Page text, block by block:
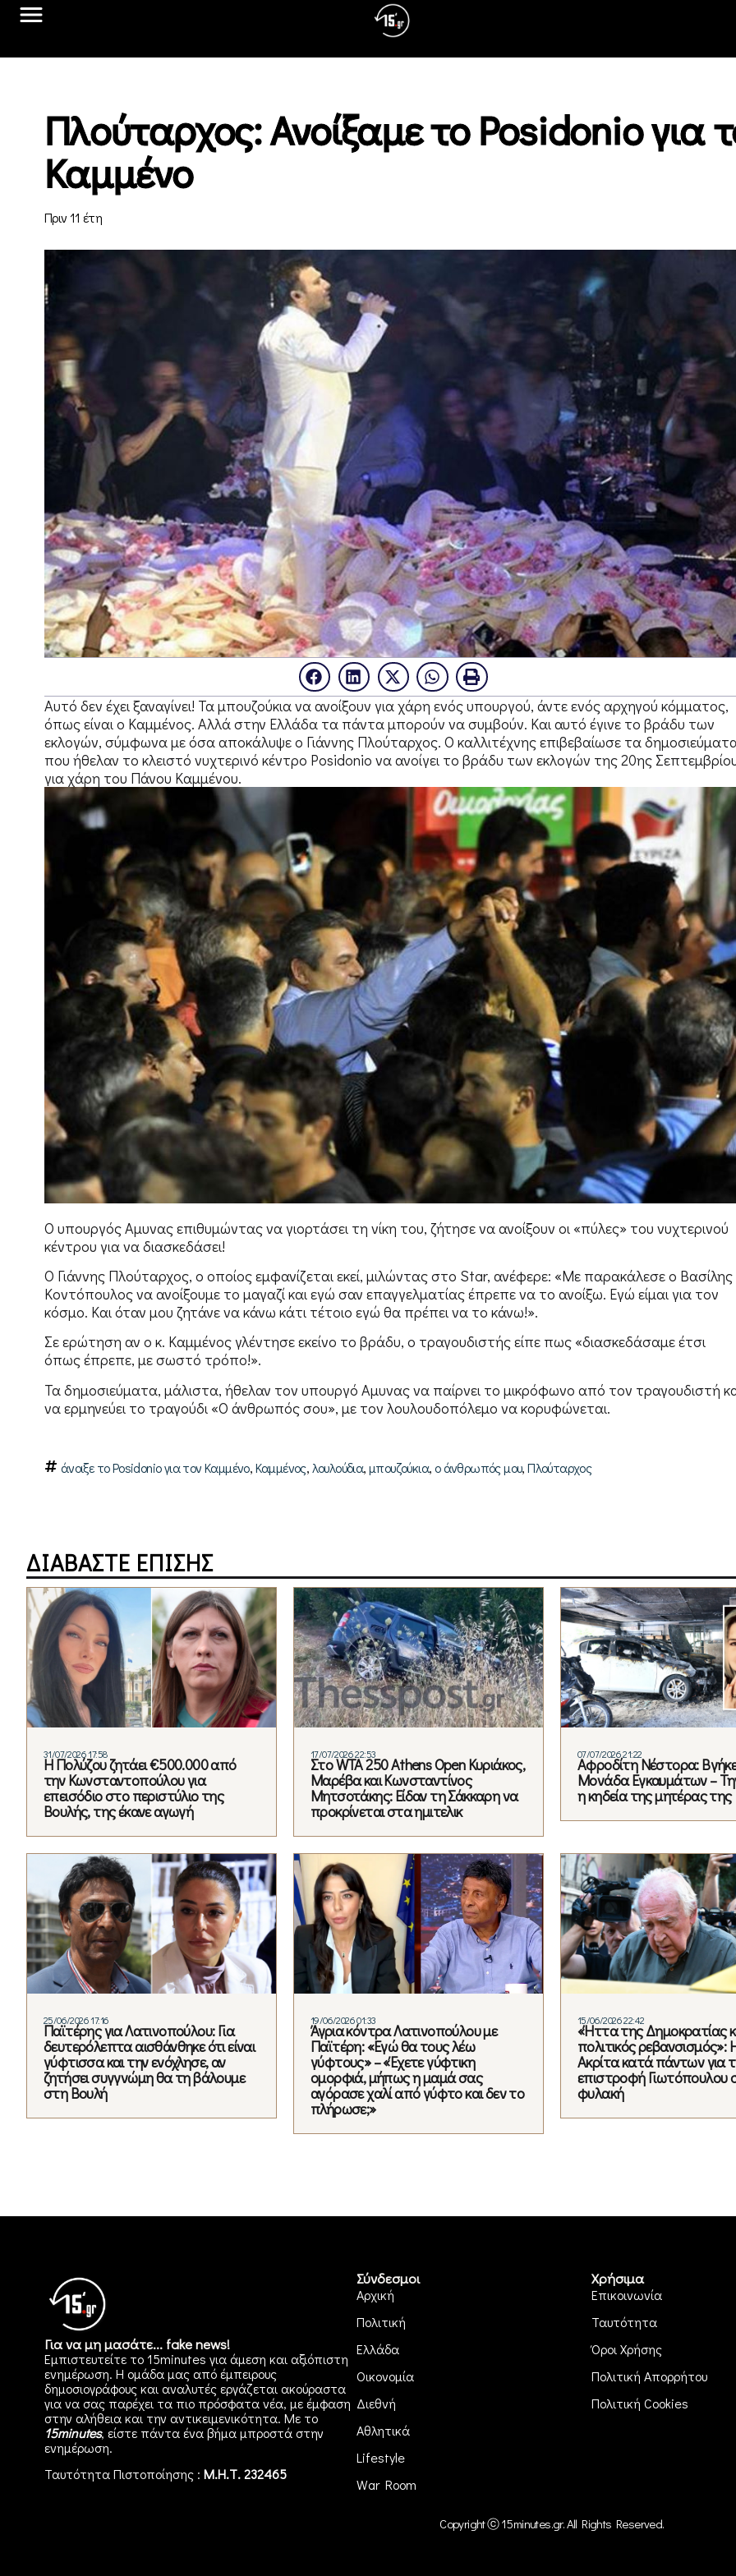
Πλούταρχος: Ανοίξαμε το Posidonio για
Καμμένο
Πριν 11 έτη
Αυτό δεν έχει ξαναγίνει! Τα μπουζούκια να ανοίξουν για χάρη ενός υπουργού, άντε ενός αρχηγού κόμματος,
όπως είναι ο Καμμένος. Αλλά στην Ελλάδα τα πάντα μπορούν να συμβούν. Και αυτό έγινε το βράδυ των
εκλογών, σύμφωνα με όσα αποκάλυψε ο Γιάννης Πλούταρχος. Ο καλλιτέχνης επιβεβαίωσε τα
που ήθελαν το κλειστό νυχτερινό κέντρο Posidonio να ανοίγει το βράδυ των εκλογών της 20ης
για χάρη του Πάνου Καμμένου.
Ο υπουργός Αμυνας επιθυμώντας να γιορτάσει τη νίκη του, ζήτησε να ανοίξουν οι «πύλες» του νυχτερινού
κέντρου για να διασκεδάσει!
Ο Γιάννης Πλούταρχος, ο οποίος εμφανίζεται εκεί, μιλώντας στο Star, ανέφερε: «Με παρακάλεσε ο Βασίλης
Κοντόπουλος να ανοίξουμε το μαγαζί και εγώ σαν επαγγελματίας έπρεπε να το ανοίξω. Εγώ είμαι για τον
κόσμο. Και όταν μου ζητάνε να κάνω κάτι τέτοιο εγώ θα πρέπει να το κάνω!».
Σε ερώτηση αν ο κ. Καμμένος γλέντησε εκείνο το βράδυ, ο τραγουδιστής είπε πως «διασκεδάσαμε έτσι
όπως έπρεπε, με σωστό τρόπο!».
Τα δημοσιεύματα, μάλιστα, ήθελαν τον υπουργό Αμυνας να παίρνει το μικρόφωνο από τον τραγουδιστή
να ερμηνεύει το τραγούδι «Ο άνθρωπός σου», με τον λουλουδοπόλεμο να κορυφώνεται.
άνοιξε το Posidonio για τον Καμμένο,Καμμένος,λουλούδια,μπουζούκια, ο άνθρωπός μου, Πλούταρχος
ΔΙΑΒΑΣΤΕ ΕΠΙΣΗΣ
31/07/2026 17:58
Η Πολύζου ζητάει €500.000 από
την Κωνσταντοπούλου για
επεισόδιο στο περιστύλιο της
Βουλής, της έκανε αγωγή
17/07/2026 22:53
Στο WTA 250 Athens Open Κυριάκος,
Μαρέβα και Κωνσταντίνος
Μητσοτάκης: Είδαν τη Σάκκαρη να
προκρίνεται στα ημιτελικ
07/07/2026 21:22
Αφροδίτη Νέστορα:
Μονάδα Εγκαυμάτων –
η κηδεία της μητέρας της
25/06/2026 17:16
Παϊτέρης για Λατινοπούλου: Για
δευτερόλεπτα αισθάνθηκε ότι είναι
γύφτισσα και την ενόχλησε, αν
ζητήσει συγγνώμη θα τη βάλουμε
στη Βουλή
19/06/2026 01:33
Άγρια κόντρα Λατινοπούλου με
Παϊτέρη: «Εγώ θα τους λέω
γύφτους» – «Έχετε γύφτικη
ομορφιά, μήπως η μαμά σας
αγόρασε χαλί από γύφτο και δεν το
πλήρωσε;»
15/06/2026 22:42
«Ήττα της Δημοκρατίας
πολιτικός ρεβανσισμός»:
Ακρίτα κατά πάντων για
επιστροφή Γιωτόπουλου
φυλακή
Για να μη μασάτε... fake news!
Εμπιστευτείτε το 15minutes για άμεση και αξιόπιστη
ενημέρωση. Η ομάδα μας από έμπειρους
δημοσιογράφους και αναλυτές εργάζεται ακούραστα
για να σας παρέχει τα πιο πρόσφατα νέα, με έμφαση
στην αλήθεια και την αντικειμενικότητα. Με το
15minutes, είστε πάντα ένα βήμα μπροστά στην
ενημέρωση.
Ταυτότητα Πιστοποίησης : Μ.Η.Τ. 232465
Σύνδεσμοι
Αρχική
Πολιτική
Ελλάδα
Οικονομία
Διεθνή
Αθλητικά
Lifestyle
War Room
Χρήσιμα
Επικοινωνία
Ταυτότητα
Όροι Χρήσης
Πολιτική Απορρήτου
Πολιτική Cookies
Copyright ⓒ 15minutes.gr. All Rights Reserved.